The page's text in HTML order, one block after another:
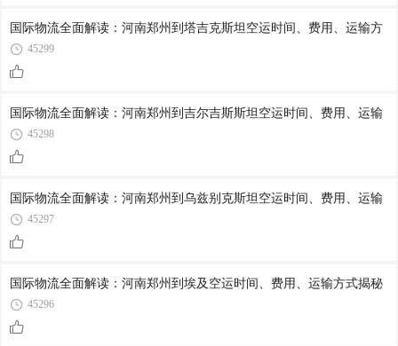
国际物流全面解读：河南郑州到塔吉克斯坦空运时间、费用、运输方
45299
国际物流全面解读：河南郑州到吉尔吉斯斯坦空运时间、费用、运输
45298
国际物流全面解读：河南郑州到乌兹别克斯坦空运时间、费用、运输
45297
国际物流全面解读：河南郑州到埃及空运时间、费用、运输方式揭秘
45296